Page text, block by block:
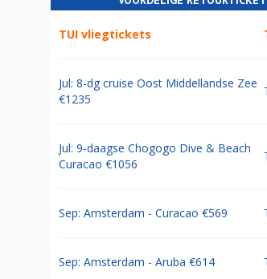
TUI vliegtickets
Jul: 8-dg cruise Oost Middellandse Zee
€1235
Jul: 9-daagse Chogogo Dive & Beach
Curacao €1056
Sep: Amsterdam - Curacao €569
Sep: Amsterdam - Aruba €614